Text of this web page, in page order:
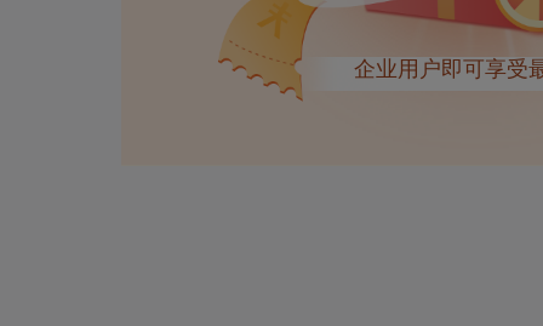
企业用户即可享受